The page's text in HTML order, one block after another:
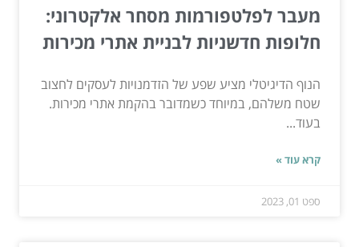
מעבר לפלטפורמות מסחר אלקטרוני:
חלופות חדשניות לבניית אתרי מכירות
הנוף הדיגיטלי מציע שפע של הזדמנויות לעסקים לחצוב
שטח משלהם, במיוחד כשמדובר בהקמת אתרי מכירות.
בעוד...
קרא עוד »
ספט 01, 2023